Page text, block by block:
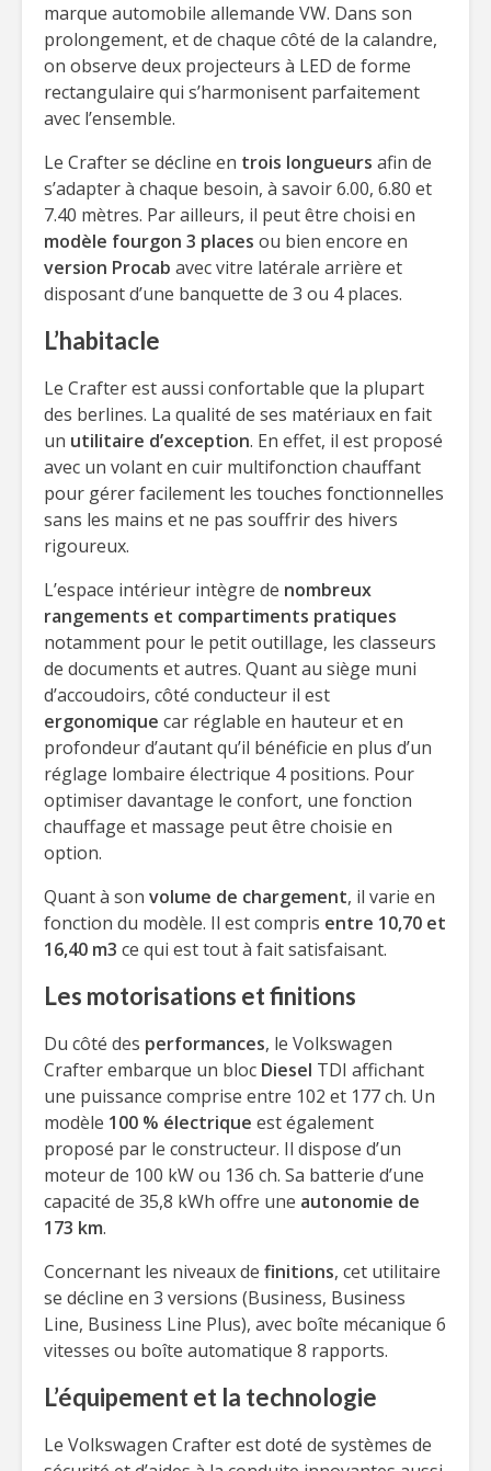
marque automobile allemande VW. Dans son
prolongement, et de chaque côté de la calandre,
on observe deux projecteurs à LED de forme
rectangulaire qui s’harmonisent parfaitement
avec l’ensemble.
Le Crafter se décline en trois longueurs afin de
s’adapter à chaque besoin, à savoir 6.00, 6.80 et
7.40 mètres. Par ailleurs, il peut être choisi en
modèle fourgon 3 places ou bien encore en
version Procab avec vitre latérale arrière et
disposant d’une banquette de 3 ou 4 places.
L’habitacle
Le Crafter est aussi confortable que la plupart
des berlines. La qualité de ses matériaux en fait
un utilitaire d’exception. En effet, il est proposé
avec un volant en cuir multifonction chauffant
pour gérer facilement les touches fonctionnelles
sans les mains et ne pas souffrir des hivers
rigoureux.
L’espace intérieur intègre de nombreux
rangements et compartiments pratiques
notamment pour le petit outillage, les classeurs
de documents et autres. Quant au siège muni
d’accoudoirs, côté conducteur il est
ergonomique car réglable en hauteur et en
profondeur d’autant qu’il bénéficie en plus d’un
réglage lombaire électrique 4 positions. Pour
optimiser davantage le confort, une fonction
chauffage et massage peut être choisie en
option.
Quant à son volume de chargement, il varie en
fonction du modèle. Il est compris entre 10,70 et
16,40 m3 ce qui est tout à fait satisfaisant.
Les motorisations et finitions
Du côté des performances, le Volkswagen
Crafter embarque un bloc Diesel TDI affichant
une puissance comprise entre 102 et 177 ch. Un
modèle 100 % électrique est également
proposé par le constructeur. Il dispose d’un
moteur de 100 kW ou 136 ch. Sa batterie d’une
capacité de 35,8 kWh offre une autonomie de
173 km.
Concernant les niveaux de finitions, cet utilitaire
se décline en 3 versions (Business, Business
Line, Business Line Plus), avec boîte mécanique 6
vitesses ou boîte automatique 8 rapports.
L’équipement et la technologie
Le Volkswagen Crafter est doté de systèmes de